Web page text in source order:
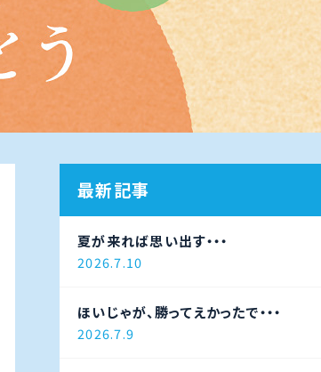
最新記事
夏が来れば思い出す・・・
2026.7.10
ほいじゃが、勝ってえかったで・・・
2026.7.9